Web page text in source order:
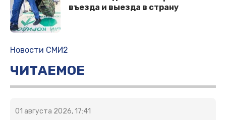
въезда и выезда в страну
Новости СМИ2
ЧИТАЕМОЕ
01 августа 2026, 17:41